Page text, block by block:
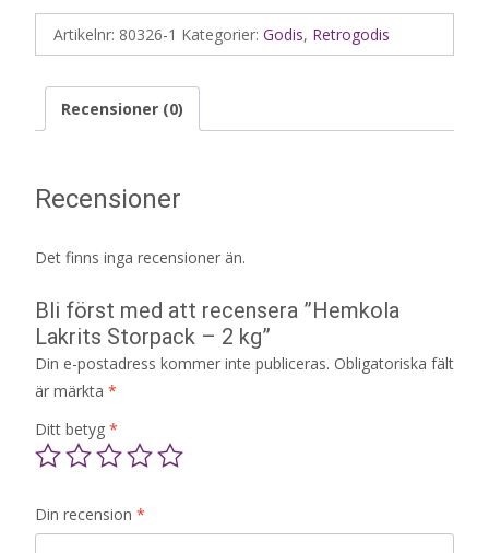
Artikelnr: 80326-1 Kategorier: Godis, Retrogodis
Recensioner (0)
Recensioner
Det finns inga recensioner än.
Bli först med att recensera ”Hemkola
Lakrits Storpack – 2 kg”
Din e-postadress kommer inte publiceras. Obligatoriska fält
är märkta *
Ditt betyg *
Din recension *